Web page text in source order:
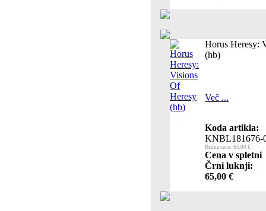
Horus Heresy:
(hb)
Več ...
Koda artikla:
KNBL181676-
Redna cena: 65,00 €
Cena v spletni
Črni luknji:
65,00 €